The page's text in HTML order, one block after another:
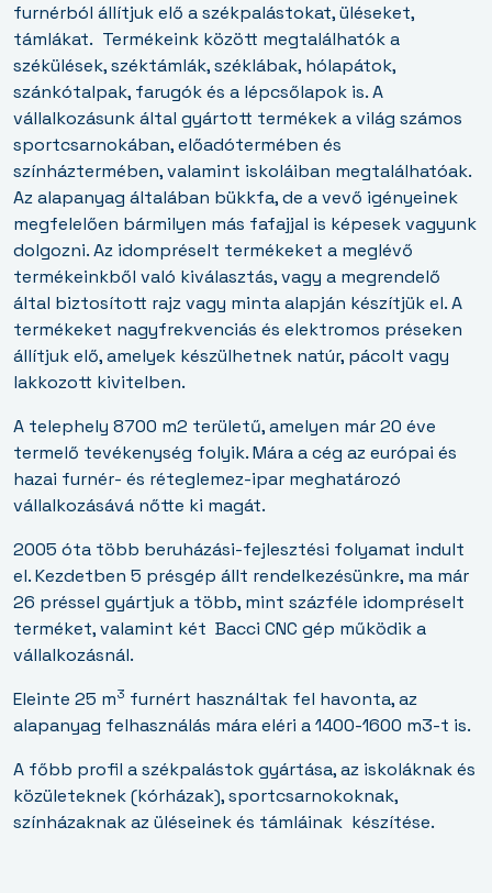
furnérból állítjuk elő a székpalástokat, üléseket,
támlákat. Termékeink között megtalálhatók a
székülések, széktámlák, széklábak, hólapátok,
szánkótalpak, farugók és a lépcsőlapok is. A
vállalkozásunk által gyártott termékek a világ számos
sportcsarnokában, előadótermében és
színháztermében, valamint iskoláiban megtalálhatóak.
Az alapanyag általában bükkfa, de a vevő igényeinek
megfelelően bármilyen más fafajjal is képesek vagyunk
dolgozni. Az idompréselt termékeket a meglévő
termékeinkből való kiválasztás, vagy a megrendelő
által biztosított rajz vagy minta alapján készítjük el. A
termékeket nagyfrekvenciás és elektromos préseken
állítjuk elő, amelyek készülhetnek natúr, pácolt vagy
lakkozott kivitelben.
A telephely 8700 m2 területű, amelyen már 20 éve
termelő tevékenység folyik. Mára a cég az európai és
hazai furnér- és réteglemez-ipar meghatározó
vállalkozásává nőtte ki magát.
2005 óta több beruházási-fejlesztési folyamat indult
el. Kezdetben 5 présgép állt rendelkezésünkre, ma már
26 préssel gyártjuk a több, mint százféle idompréselt
terméket, valamint két Bacci CNC gép működik a
vállalkozásnál.
Eleinte 25 m3 furnért használtak fel havonta, az
alapanyag felhasználás mára eléri a 1400-1600 m3-t is.
A főbb profil a székpalástok gyártása, az iskoláknak és
közületeknek (kórházak), sportcsarnokoknak,
színházaknak az üléseinek és támláinak készítése.